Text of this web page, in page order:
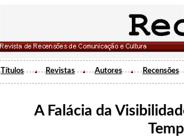
Títulos Revistas Autores Recensões
A Falácia da